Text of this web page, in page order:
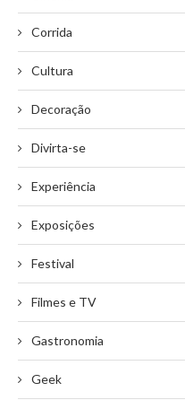
Corrida
Cultura
Decoração
Divirta-se
Experiência
Exposições
Festival
Filmes e TV
Gastronomia
Geek